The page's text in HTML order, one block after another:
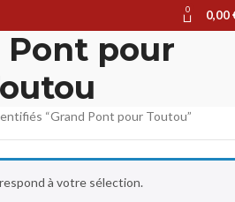
0 0,00
Pont pour
“Grand Pont pour Toutou”
à votre sélection.